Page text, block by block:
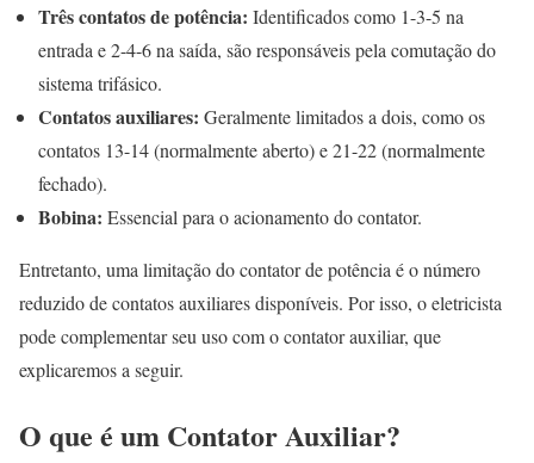
Três contatos de potência: Identificados como 1-3-5 na
entrada e 2-4-6 na saída, são responsáveis pela comutação do
sistema trifásico.
Contatos auxiliares: Geralmente limitados a dois, como os
contatos 13-14 (normalmente aberto) e 21-22 (normalmente
fechado).
Bobina: Essencial para o acionamento do contator.
Entretanto, uma limitação do contator de potência é o número
reduzido de contatos auxiliares disponíveis. Por isso, o eletricista
pode complementar seu uso com o contator auxiliar, que
explicaremos a seguir.
O que é um Contator Auxiliar?